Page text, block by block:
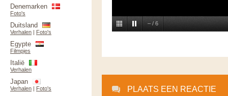
– / 6
PLAATS EEN REACTIE
Denemarken
Foto's
Duitsland
Verhalen | Foto's
Egypte
Filmpjes
Italië
Verhalen
Japan
Verhalen | Foto's